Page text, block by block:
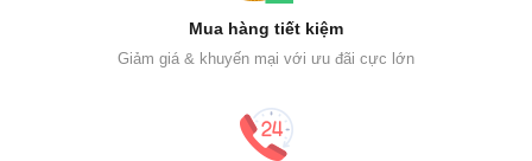
Mua hàng tiết kiệm
Giảm giá & khuyến mại với ưu đãi cực lớn